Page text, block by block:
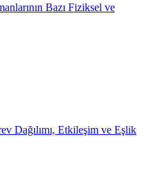
Bazı Fiziksel ve